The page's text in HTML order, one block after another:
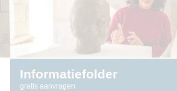
Informatiefolder
gratis aanvragen